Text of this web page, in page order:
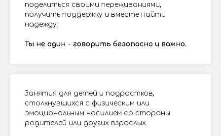
поделиться своими переживаниями,
получить поддержку и вместе найти
надежду.
Ты не один - говорить безопасно и важно.
Занятия для детей и подростков,
столкнувшихся с физическим или
эмоциональным насилием со стороны
родителей или других взрослых.